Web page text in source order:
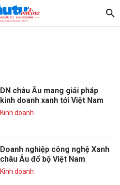
DN châu Âu mang giải pháp
kinh doanh xanh tới Việt Nam
Kinh doanh
Doanh nghiệp công nghệ Xanh
châu Âu đổ bộ Việt Nam
Kinh doanh